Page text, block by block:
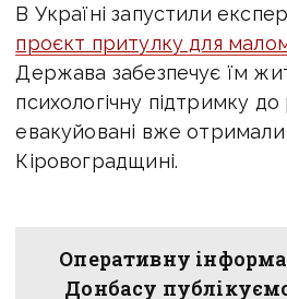
В Україні запустили
проєкт притулку для
Держава забезпечує їм
психологічну підтримку
евакуйовані вже
Кіровоградщині.
Оперативну
Донбасу